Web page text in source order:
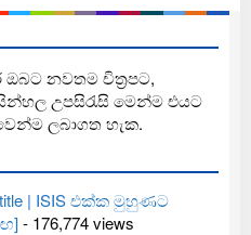
ඔබට නවතම චිත්‍රපට,
උපසිරැසි මෙන්ම එයට
ලබාගත හැක.
| ISIS එක්ක මුහුණට
- 176,774 views